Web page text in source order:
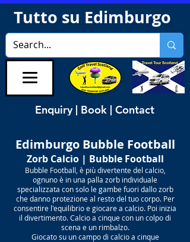
Tutto su Edimburgo
Enquiry | Book | Contact
Edimburgo Bubble Football
Zorb Calcio | Bubble Football
Bubble Football, è più divertente del calcio,
ognuno è in una palla zorb individuale
specializzata con solo le gambe fuori dallo zorb
che danno protezione al resto del tuo corpo. Per
consentire l'equilibrio e giocare a calcio. Poi inizia
il divertimento. Calcio a cinque con un colpo di
scena e un rimbalzo.
Giocato su un campo di calcio a cinque